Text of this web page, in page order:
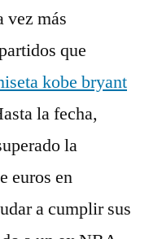
vez más
que
kobe bryant
la fecha,
la
euros en
a cumplir sus